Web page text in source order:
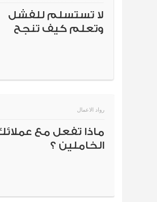
لا تستسلم للفشل
وتعلم كيف تنجح
رواد الاعمال
ماذا تفعل مع
الخاملين ؟